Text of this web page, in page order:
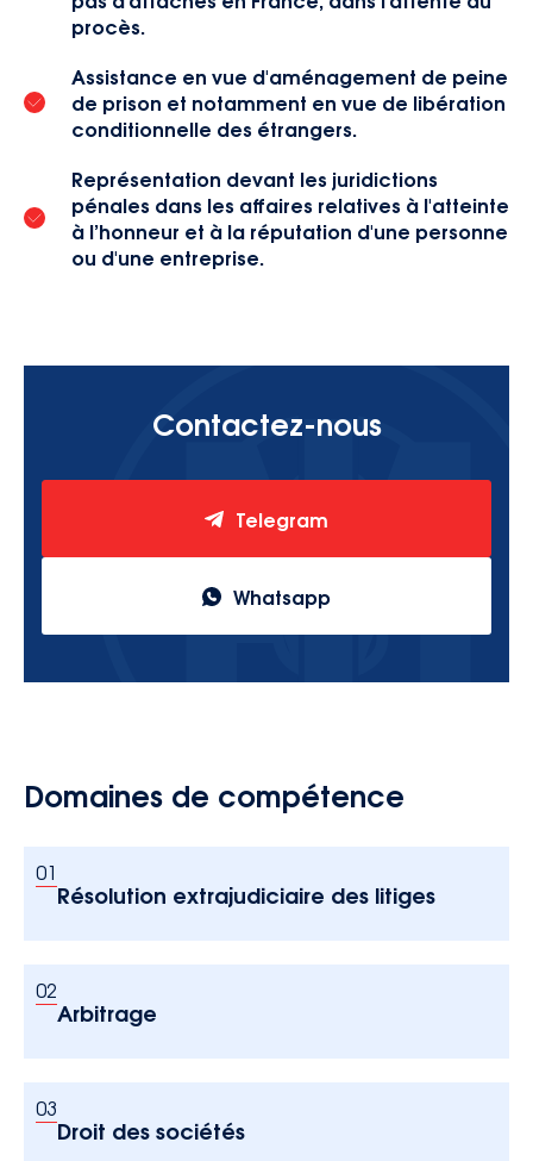
procès.
Assistance en vue d'aménagement de peine
de prison et notamment en vue de libération
conditionnelle des étrangers.
Représentation devant les juridictions
pénales dans les affaires relatives à l'atteinte
à l’honneur et à la réputation d'une personne
ou d'une entreprise.
Contactez-nous
Telegram
Whatsapp
Domaines de compétence
01
Résolution extrajudiciaire des litiges
02
Arbitrage
03
Droit des sociétés